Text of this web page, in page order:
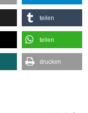
teilen
teilen
drucken